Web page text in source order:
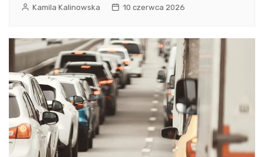
Kamila Kalinowska 10 czerwca 2026